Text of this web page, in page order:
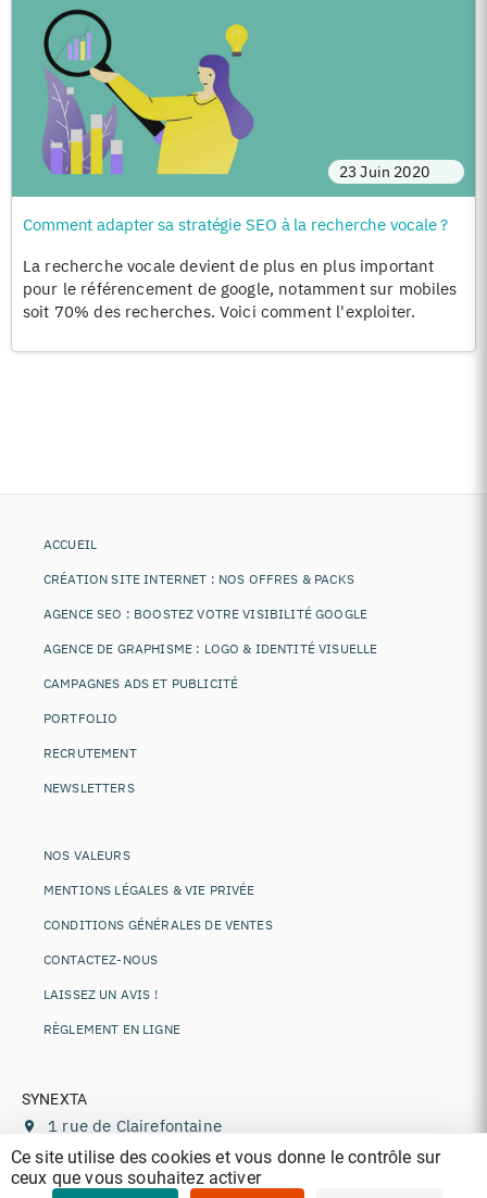
Ce site utilise des cookies et vous donne le contrôle sur
ceux que vous souhaitez activer
23 Juin 2020
Comment adapter sa stratégie SEO à la recherche vocale ?
La recherche vocale devient de plus en plus important
pour le référencement de google, notamment sur mobiles
soit 70% des recherches. Voici comment l'exploiter.
ACCUEIL
CRÉATION SITE INTERNET : NOS OFFRES & PACKS
AGENCE SEO : BOOSTEZ VOTRE VISIBILITÉ GOOGLE
AGENCE DE GRAPHISME : LOGO & IDENTITÉ VISUELLE
CAMPAGNES ADS ET PUBLICITÉ
PORTFOLIO
RECRUTEMENT
NEWSLETTERS
NOS VALEURS
MENTIONS LÉGALES & VIE PRIVÉE
CONDITIONS GÉNÉRALES DE VENTES
CONTACTEZ-NOUS
LAISSEZ UN AVIS !
RÈGLEMENT EN LIGNE
SYNEXTA
1 rue de Clairefontaine
78120 Rambouillet,France
+33 (0)1 85 77 11 44